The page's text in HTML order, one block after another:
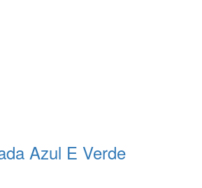
Azul E Verde